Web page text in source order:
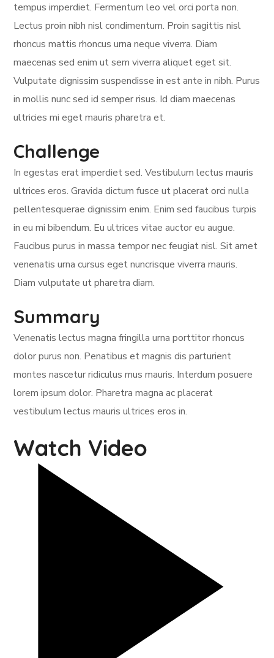
tempus imperdiet. Fermentum leo vel orci porta non.
Lectus proin nibh nisl condimentum. Proin sagittis nisl
rhoncus mattis rhoncus urna neque viverra. Diam
maecenas sed enim ut sem viverra aliquet eget sit.
Vulputate dignissim suspendisse in est ante in nibh. Purus
in mollis nunc sed id semper risus. Id diam maecenas
ultricies mi eget mauris pharetra et.
Challenge
In egestas erat imperdiet sed. Vestibulum lectus mauris
ultrices eros. Gravida dictum fusce ut placerat orci nulla
pellentesquerae dignissim enim. Enim sed faucibus turpis
in eu mi bibendum. Eu ultrices vitae auctor eu augue.
Faucibus purus in massa tempor nec feugiat nisl. Sit amet
venenatis urna cursus eget nuncrisque viverra mauris.
Diam vulputate ut pharetra diam.
Summary
Venenatis lectus magna fringilla urna porttitor rhoncus
dolor purus non. Penatibus et magnis dis parturient
montes nascetur ridiculus mus mauris. Interdum posuere
lorem ipsum dolor. Pharetra magna ac placerat
vestibulum lectus mauris ultrices eros in.
Watch Video